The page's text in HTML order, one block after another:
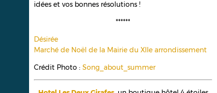
idées et vos bonnes résolutions !
******
Désirée
Marché de Noël de la Mairie du XIIe arrondissement
Crédit Photo : Song_about_summer